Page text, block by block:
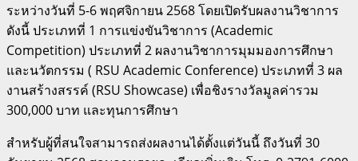
ระหว่างวันที่ 5-6 พฤศจิกายน 2568 โดยเปิดรับผลงานวิชาการ
ดังนี้ ประเภทที่ 1 การแข่งขันวิชาการ (Academic
Competition) ประเภทที่ 2 ผลงานวิชาการมุมมองการศึกษา
และนวัตกรรม ( RSU Academic Conference) ประเภทที่ 3 ผล
งานสร้างสรรค์ (RSU Showcase) เพื่อชิงรางวัลมูลค่ารวม
300,000 บาท และทุนการศึกษา
สำหรับผู้ที่สนใจสามารถส่งผลงานได้ตั้งแต่วันนี้ ถึงวันที่ 30